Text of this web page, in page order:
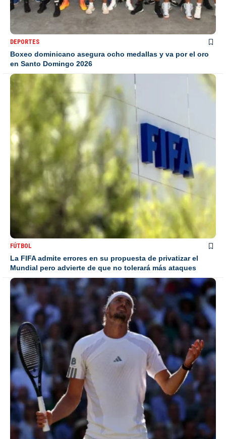
DEPORTES
Boxeo dominicano asegura ocho medallas y va por el oro
en Santo Domingo 2026
FÚTBOL
La FIFA admite errores en su propuesta de privatizar el
Mundial pero advierte de que no tolerará más ataques